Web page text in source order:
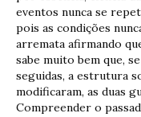
eventos nunca se
pois as condições
arremata afirmando
sabe muito bem que,
seguidas, a estrutura
modificaram, as duas
Compreender o